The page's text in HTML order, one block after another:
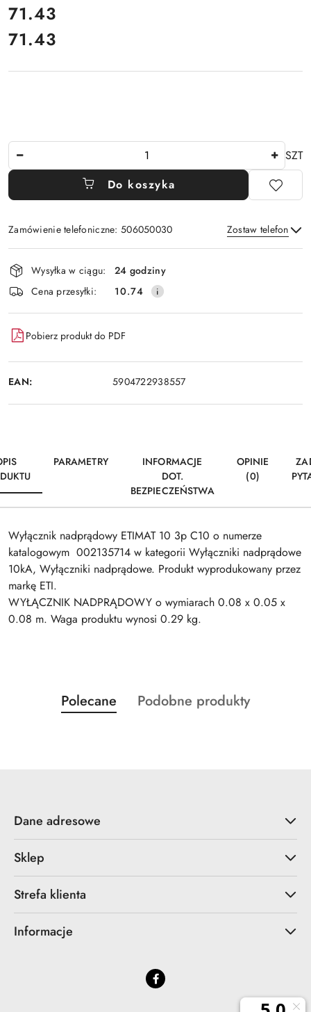
cena:
71.43
Cena:
71.43
SZT
Do koszyka
Zamówienie telefoniczne: 506050030 Zostaw telefon
Wyślij
Dostępność
i
dostawa
Wysyłka w ciągu:
24 godziny
Cena przesyłki:
10.74
Pobierz produkt do PDF
EAN: 5904722938557
PARAMETRY
INFORMACJE
DOT.
BEZPIECZEŃSTWA
OPINIE
(0)
Wyłącznik nadprądowy ETIMAT 10 3p C10 o numerze
katalogowym 002135714 w kategorii Wyłączniki nadprądowe
10kA, Wyłączniki nadprądowe. Produkt wyprodukowany przez
markę ETI.
WYŁĄCZNIK NADPRĄDOWY o wymiarach 0.08 x 0.05 x
0.08 m. Waga produktu wynosi 0.29 kg.
Pomiń karuzelę produktów
Produkty
o
Polecane
Produkty
Podobne produkty
Dane adresowe
Sklep
Strefa klienta
Informacje